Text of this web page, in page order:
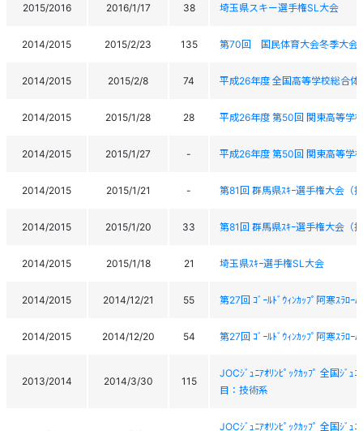
2015/2016 2016/1/17 38 埼玉県スキー選手権SL大会
2014/2015 2015/2/23 135 第70回 国民体育大会冬季大会
2014/2015 2015/2/8 74 平成26年度 全国高等学校総合
2014/2015 2015/1/28 28 平成26年度 第50回 関東高等学
2014/2015 2015/1/27 - 平成26年度 第50回 関東高等学
2014/2015 2015/1/21 - 第81回 群馬県ｽｷｰ選手権大会（
2014/2015 2015/1/20 33 第81回 群馬県ｽｷｰ選手権大会（
2014/2015 2015/1/18 21 埼玉県ｽｷｰ選手権SL大会
2014/2015 2014/12/21 55 第27回 ｺﾞｰﾙﾄﾞｳｨﾝｶｯﾌﾟ阿寒ｽﾗﾛｰﾑ
2014/2015 2014/12/20 54 第27回 ｺﾞｰﾙﾄﾞｳｨﾝｶｯﾌﾟ阿寒ｽﾗﾛｰﾑ
2013/2014 2014/3/30 115
JOCｼﾞｭﾆｱｵﾘﾝﾋﾟｯｸｶｯﾌﾟ 全国ｼﾞｭ
目：技術系
JOCｼﾞｭﾆｱｵﾘﾝﾋﾟｯｸｶｯﾌﾟ 全国ｼﾞｭ